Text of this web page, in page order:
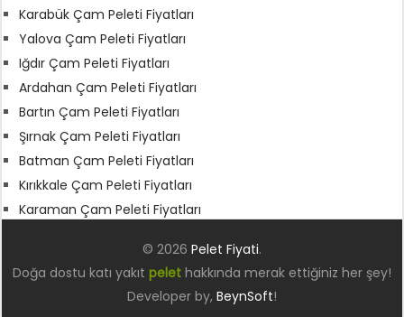
Karabük Çam Peleti Fiyatları
Yalova Çam Peleti Fiyatları
Iğdır Çam Peleti Fiyatları
Ardahan Çam Peleti Fiyatları
Bartın Çam Peleti Fiyatları
Şırnak Çam Peleti Fiyatları
Batman Çam Peleti Fiyatları
Kırıkkale Çam Peleti Fiyatları
Karaman Çam Peleti Fiyatları
© 2026 Pelet Fiyati.
Doğa dostu katı yakıt pelethakkında merak ettiğiniz her şey!
Developer by, BeynSoft!